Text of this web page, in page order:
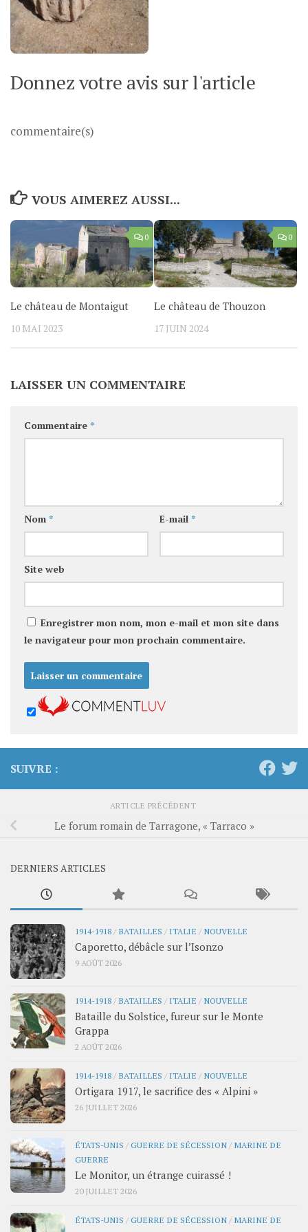
Donnez votre avis sur l'article
commentaire(s)
VOUS AIMEREZ AUSSI...
0
Le château de Montaigut
10 MAI 2023
0
Le château de Thouzon
17 JUIN 2024
LAISSER UN COMMENTAIRE
Commentaire *
Nom * E-mail *
Site web
Enregistrer mon nom, mon e-mail et mon site dans
le navigateur pour mon prochain commentaire.
SUIVRE :
ARTICLE PRÉCÉDENT
Le forum romain de Tarragone, « Tarraco »
DERNIERS ARTICLES
1914-1918 / BATAILLES / ITALIE / NOUVELLE
Caporetto, débâcle sur l’Isonzo
9 AOÛT 2026
1914-1918 / BATAILLES / ITALIE / NOUVELLE
Bataille du Solstice, fureur sur le Monte
Grappa
2 AOÛT 2026
1914-1918 / BATAILLES / ITALIE / NOUVELLE
Ortigara 1917, le sacrifice des « Alpini »
26 JUILLET 2026
ÉTATS-UNIS /GUERRE DE SÉCESSION / MARINE DE
GUERRE
Le Monitor, un étrange cuirassé !
20 JUILLET 2026
ÉTATS-UNIS /GUERRE DE SÉCESSION / MARINE DE